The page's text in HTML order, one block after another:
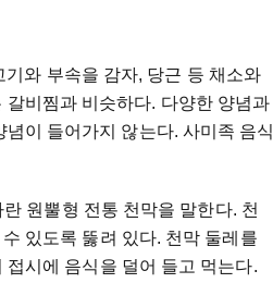
기와 부속을 감자, 당근 등 채소와
비찜과 비슷하다. 다양한 양념과
이 들어가지 않는다. 사미족 음식
원뿔형 전통 천막을 말한다. 천
있도록 뚫려 있다. 천막 둘레를
시에 음식을 덜어 들고 먹는다.